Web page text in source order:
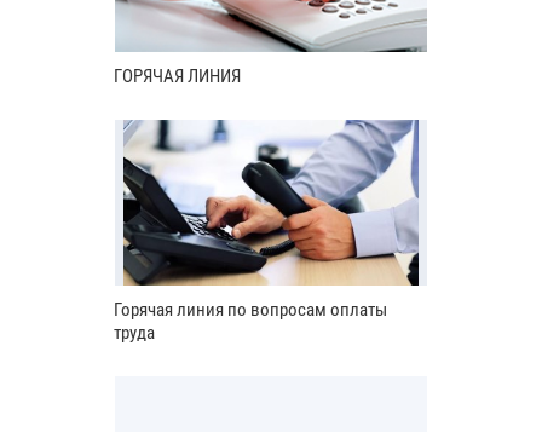
ГОРЯЧАЯ ЛИНИЯ
Горячая линия по вопросам оплаты
труда